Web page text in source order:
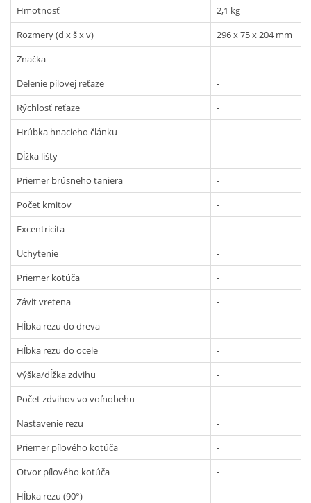
Hmotnosť
2,1 kg
Rozmery (d x š x v)
296 x 75 x 204 mm
Značka
-
Delenie pílovej reťaze
-
Rýchlosť reťaze
-
Hrúbka hnacieho článku
-
Dĺžka lišty
-
Priemer brúsneho taniera
-
Počet kmitov
-
Excentricita
-
Uchytenie
-
Priemer kotúča
-
Závit vretena
-
Hĺbka rezu do dreva
-
Hĺbka rezu do ocele
-
Výška/dĺžka zdvihu
-
Počet zdvihov vo voľnobehu
-
Nastavenie rezu
-
Priemer pílového kotúča
-
Otvor pílového kotúča
-
Hĺbka rezu (90°)
-